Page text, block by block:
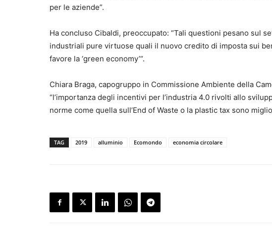
per le aziende”.
Ha concluso Cibaldi, preoccupato: “Tali questioni pesano sul
industriali pure virtuose quali il nuovo credito di imposta sui
favore la ‘green economy’“.
Chiara Braga, capogruppo in Commissione Ambiente della
“l’importanza degli incentivi per l’industria 4.0 rivolti allo
norme come quella sull’End of Waste o la plastic tax sono
TAG 2019 alluminio Ecomondo economia circolare